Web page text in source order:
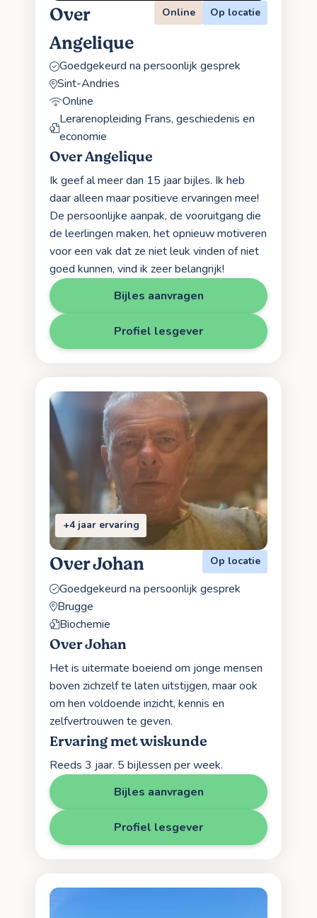
Over
Angelique
Online Op locatie
Goedgekeurd na persoonlijk gesprek
Sint-Andries
Online
Lerarenopleiding Frans, geschiedenis en
economie
Over Angelique
Ik geef al meer dan 15 jaar bijles. Ik heb
daar alleen maar positieve ervaringen mee!
De persoonlijke aanpak, de vooruitgang die
de leerlingen maken, het opnieuw motiveren
voor een vak dat ze niet leuk vinden of niet
goed kunnen, vind ik zeer belangrijk!
Bijles aanvragen
Profiel lesgever
+4 jaar ervaring
Over Johan Op locatie
Goedgekeurd na persoonlijk gesprek
Brugge
Biochemie
Over Johan
Het is uitermate boeiend om jonge mensen
boven zichzelf te laten uitstijgen, maar ook
om hen voldoende inzicht, kennis en
zelfvertrouwen te geven.
Ervaring met wiskunde
Reeds 3 jaar. 5 bijlessen per week.
Bijles aanvragen
Profiel lesgever